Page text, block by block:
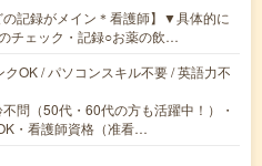
の記録がメイン＊看護師】▼具体的に
チェック・記録○お薬の飲…
OK / パソコンスキル不要 / 英語力不
問（50代・60代の方も活躍中！）・
・看護師資格（准看…